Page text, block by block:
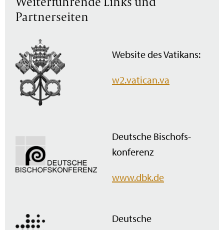
Partnerseiten
Website des Vatikans:
w2.vatican.va
Deutsche Bischofs­
konferenz
www.dbk.de
Deutsche